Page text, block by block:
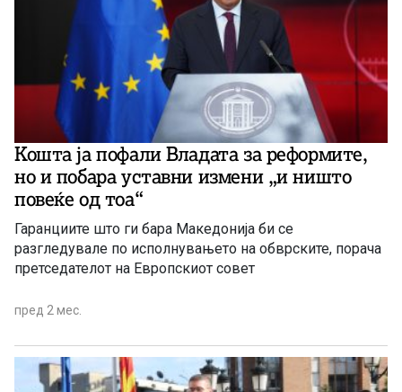
Кошта ја пофали Владата за реформите,
но и побара уставни измени „и ништо
повеќе од тоа“
Гаранциите што ги бара Македонија би се
разгледувале по исполнувањето на обврските, порача
претседателот на Европскиот совет
пред 2 мес.